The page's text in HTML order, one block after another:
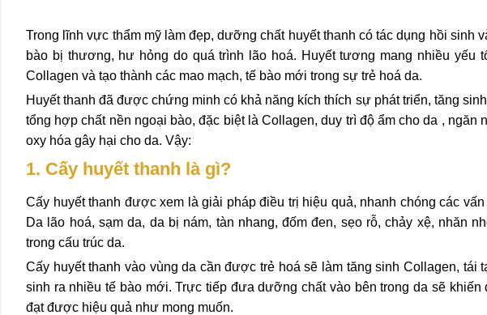
Trong lĩnh vực thẩm mỹ làm đẹp, dưỡng chất huyết thanh có tác dụng hồi sinh
bào bị thương, hư hỏng do quá trình lão hoá. Huyết tương mang nhiều yếu
Collagen và tạo thành các mao mạch, tế bào mới trong sự trẻ hoá da.
Huyết thanh đã được chứng minh có khả năng kích thích sự phát triển, tăng
tổng hợp chất nền ngoại bào, đặc biệt là Collagen, duy trì độ ẩm cho da , ngăn
oxy hóa gây hại cho da. Vậy:
1. Cấy huyết thanh là gì?
Cấy huyết thanh được xem là giải pháp điều trị hiệu quả, nhanh chóng các
Da lão hoá, sạm da, da bị nám, tàn nhang, đốm đen, sẹo rỗ, chảy xệ, nhăn
trong cấu trúc da.
Cấy huyết thanh vào vùng da cần được trẻ hoá sẽ làm tăng sinh Collagen,
sinh ra nhiều tế bào mới. Trực tiếp đưa dưỡng chất vào bên trong da sẽ
đạt được hiệu quả như mong muốn.